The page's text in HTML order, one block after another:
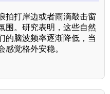
拍打岸边或者雨滴敲击窗
围。研究表明，这些自然
的脑波频率逐渐降低，当
感觉格外安稳。